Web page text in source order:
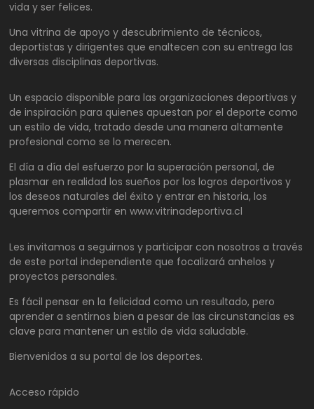
vida y ser felices.
Una vitrina de apoyo y descubrimiento de técnicos,
deportistas y dirigentes que enaltecen con su entrega las
diversas disciplinas deportivas.
Un espacio disponible para las organizaciones deportivas y
de inspiración para quienes apuestan por el deporte como
un estilo de vida, tratado desde una manera altamente
profesional como se lo merecen.
El día a día del esfuerzo por la superación personal, de
plasmar en realidad los sueños por los logros deportivos y
los deseos naturales del éxito y entrar en historia, los
queremos compartir en www.vitrinadeportiva.cl
Les invitamos a seguirnos y participar con nosotros a través
de este portal independiente que focalizará anhelos y
proyectos personales.
Es fácil pensar en la felicidad como un resultado, pero
aprender a sentirnos bien a pesar de las circunstancias es
clave para mantener un estilo de vida saludable.
Bienvenidos a su portal de los deportes.
Acceso rápido